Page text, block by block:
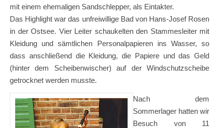
mit einem ehemaligen Sandschlepper, als Eintakter.
Das Highlight war das unfreiwillige Bad von Hans-Josef Rosen
in der Ostsee. Vier Leiter schaukelten den Stammesleiter mit
Kleidung und sämtlichen Personalpapieren ins Wasser, so
dass anschließend die Kleidung, die Papiere und das Geld
(hinter dem Scheibenwischer) auf der Windschutzscheibe
getrocknet werden musste.
Nach dem
Sommerlager hatten wir
Besuch von 11